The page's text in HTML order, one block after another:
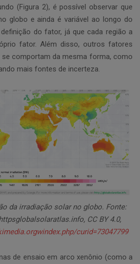
(Figura 2), é possível observar que
globo e ainda é variável ao longo do
do fator, já que cada região a
fator. Além disso, outros fatores
comportam da mesma forma, como
mais fontes de incerteza.
da irradiação solar no globo. Fonte:
CC BY 4.0,
curid=73047799
ensaio em arco xenônio (como a